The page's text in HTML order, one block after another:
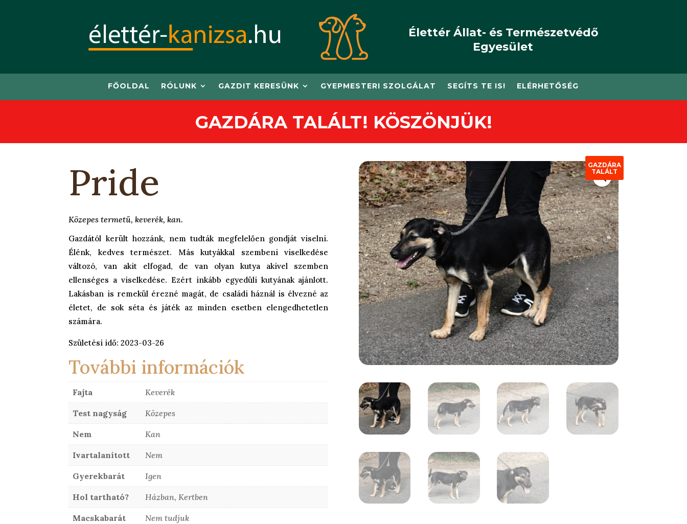
Élettér Állat- és Természetvédő
Egyesület
FŐOLDAL RÓLUNK GAZDIT KERESÜNK GYEPMESTERI SZOLGÁLAT SEGÍTS TE IS! ELÉRHETŐSÉG
GAZDÁRA TALÁLT! KÖSZÖNJÜK!
Pride
Közepes termetű, keverék, kan.
Gazdától került hozzánk, nem tudták megfelelően gondját viselni.
Élénk, kedves természet. Más kutyákkal szembeni viselkedése
változó, van akit elfogad, de van olyan kutya akivel szemben
ellenséges a viselkedése. Ezért inkább egyedüli kutyának ajánlott.
Lakásban is remekül érezné magát, de családi háznál is élvezné az
életet, de sok séta és játék az minden esetben elengedhetetlen
számára.
Születési idő: 2023-03-26
További információk
Fajta Keverék
Test nagyság Közepes
Nem Kan
Ivartalanított Nem
Gyerekbarát Igen
Hol tartható? Házban, Kertben
Macskabarát Nem tudjuk
GAZDÁRA
TALÁLT